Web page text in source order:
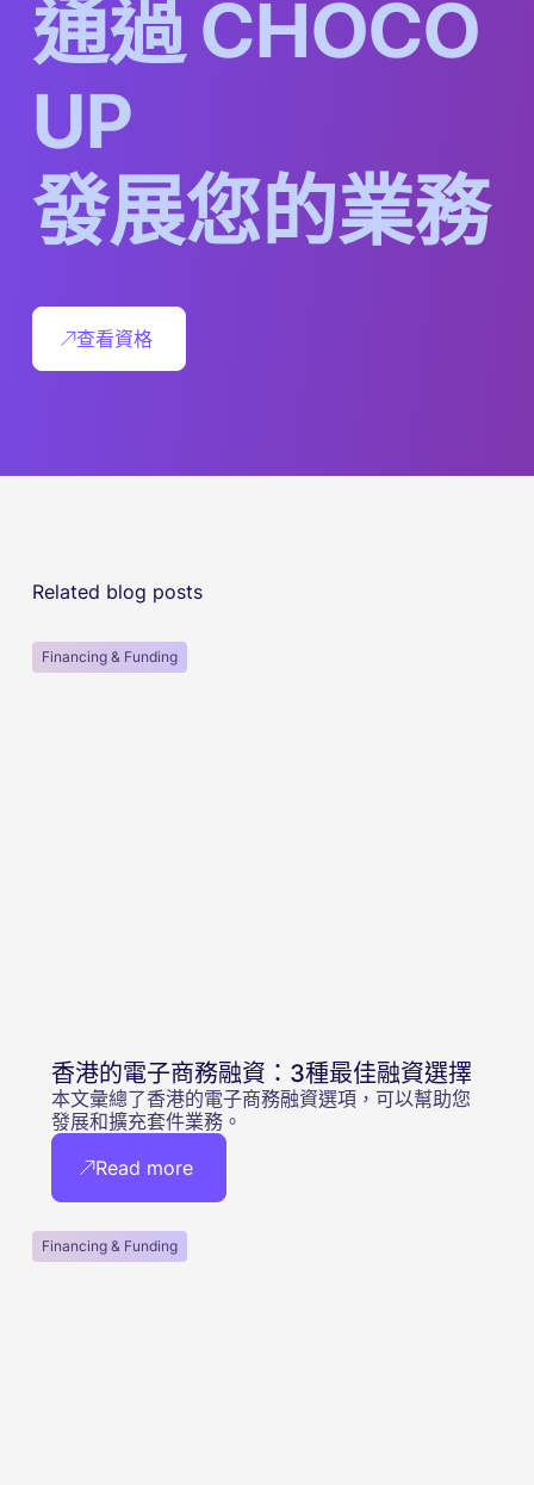
通過CHOCO
UP
發展您的業務
查看資格
Related blog posts
Financing & Funding
香港的電子商務融資：3種最佳融資選擇
本文彙總了香港的電子商務融資選項，可以幫助您
發展和擴充套件業務。
Read more
Financing & Funding